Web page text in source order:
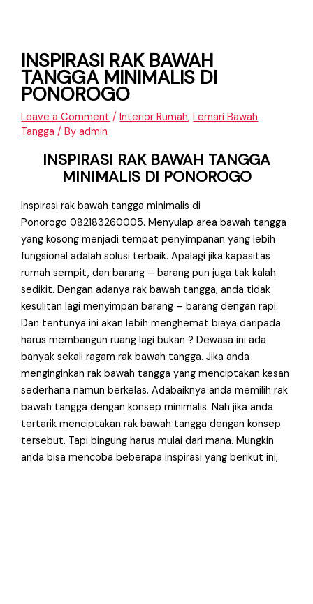
INSPIRASI RAK BAWAH
TANGGA MINIMALIS DI
PONOROGO
Leave a Comment /Interior Rumah,Lemari Bawah
Tangga / Byadmin
INSPIRASI RAK BAWAH TANGGA
MINIMALIS DI PONOROGO
Inspirasi rak bawah tangga minimalis di
Ponorogo 082183260005. Menyulap area bawah tangga
yang kosong menjadi tempat penyimpanan yang lebih
fungsional adalah solusi terbaik. Apalagi jika kapasitas
rumah sempit, dan barang – barang pun juga tak kalah
sedikit. Dengan adanya rak bawah tangga, anda tidak
kesulitan lagi menyimpan barang – barang dengan rapi.
Dan tentunya ini akan lebih menghemat biaya daripada
harus membangun ruang lagi bukan ? Dewasa ini ada
banyak sekali ragam rak bawah tangga. Jika anda
menginginkan rak bawah tangga yang menciptakan kesan
sederhana namun berkelas. Adabaiknya anda memilih rak
bawah tangga dengan konsep minimalis. Nah jika anda
tertarik menciptakan rak bawah tangga dengan konsep
tersebut. Tapi bingung harus mulai dari mana. Mungkin
anda bisa mencoba beberapa inspirasi yang berikut ini,